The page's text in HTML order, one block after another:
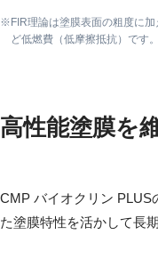
FIR理論は塗膜表面の粗度に
ど低燃費（低摩擦抵抗）です。
高性能塗膜を
CMP バイオクリン PLUS
た塗膜特性を活かして長